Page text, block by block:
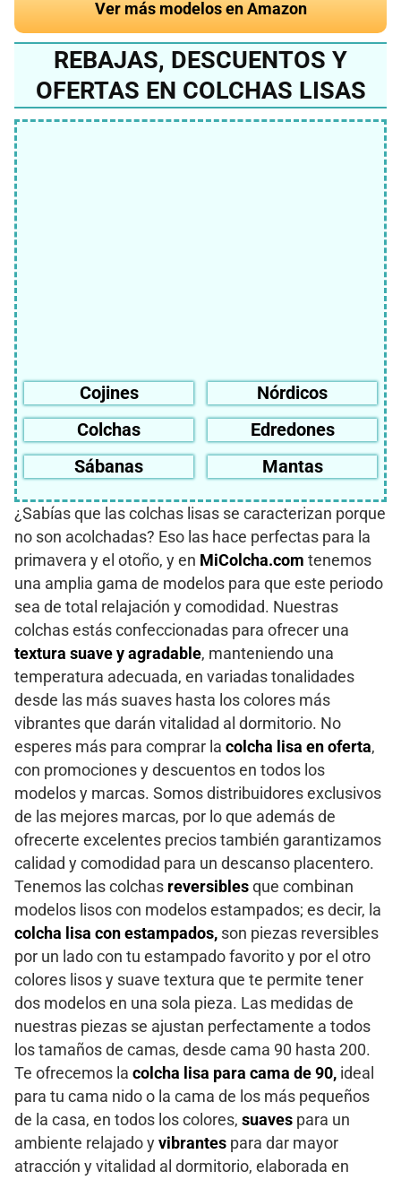
Ver más modelos en Amazon
REBAJAS, DESCUENTOS Y
OFERTAS EN COLCHAS LISAS
Cojines
Nórdicos
Colchas
Edredones
Sábanas
Mantas
¿Sabías que las colchas lisas se caracterizan porque
no son acolchadas? Eso las hace perfectas para la
primavera y el otoño, y en MiColcha.com tenemos
una amplia gama de modelos para que este periodo
sea de total relajación y comodidad. Nuestras
colchas estás confeccionadas para ofrecer una
textura suave y agradable, manteniendo una
temperatura adecuada, en variadas tonalidades
desde las más suaves hasta los colores más
vibrantes que darán vitalidad al dormitorio. No
esperes más para comprar la colcha lisa en oferta,
con promociones y descuentos en todos los
modelos y marcas. Somos distribuidores exclusivos
de las mejores marcas, por lo que además de
ofrecerte excelentes precios también garantizamos
calidad y comodidad para un descanso placentero.
Tenemos las colchas reversibles que combinan
modelos lisos con modelos estampados; es decir, la
colcha lisa con estampados, son piezas reversibles
por un lado con tu estampado favorito y por el otro
colores lisos y suave textura que te permite tener
dos modelos en una sola pieza. Las medidas de
nuestras piezas se ajustan perfectamente a todos
los tamaños de camas, desde cama 90 hasta 200.
Te ofrecemos la colcha lisa para cama de 90, ideal
para tu cama nido o la cama de los más pequeños
de la casa, en todos los colores, suaves para un
ambiente relajado y vibrantes para dar mayor
atracción y vitalidad al dormitorio, elaborada en